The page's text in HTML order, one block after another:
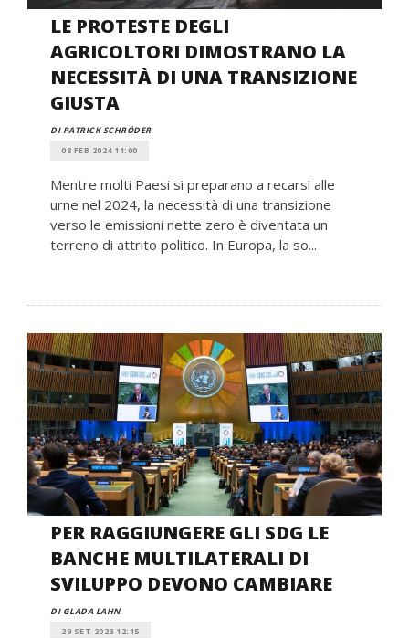
LE PROTESTE DEGLI
AGRICOLTORI DIMOSTRANO LA
NECESSITÀ DI UNA TRANSIZIONE
GIUSTA
DI PATRICK SCHRÖDER
08 FEB 2024 11:00
Mentre molti Paesi si preparano a recarsi alle
urne nel 2024, la necessità di una transizione
verso le emissioni nette zero è diventata un
terreno di attrito politico. In Europa, la so...
PER RAGGIUNGERE GLI SDG LE
BANCHE MULTILATERALI DI
SVILUPPO DEVONO CAMBIARE
DI GLADA LAHN
29 SET 2023 12:15